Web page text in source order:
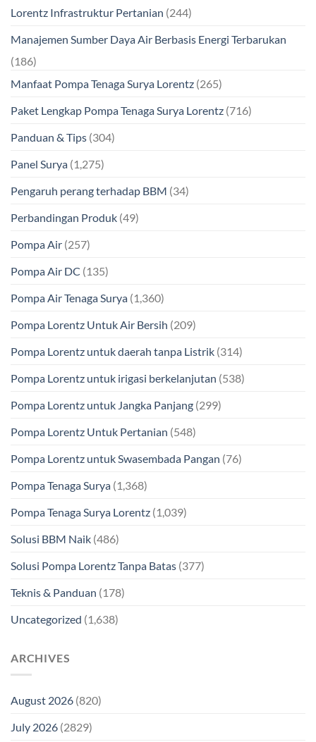
Lorentz Infrastruktur Pertanian (244)
Manajemen Sumber Daya Air Berbasis Energi Terbarukan
(186)
Manfaat Pompa Tenaga Surya Lorentz (265)
Paket Lengkap Pompa Tenaga Surya Lorentz (716)
Panduan & Tips (304)
Panel Surya (1,275)
Pengaruh perang terhadap BBM (34)
Perbandingan Produk (49)
Pompa Air (257)
Pompa Air DC (135)
Pompa Air Tenaga Surya (1,360)
Pompa Lorentz Untuk Air Bersih (209)
Pompa Lorentz untuk daerah tanpa Listrik (314)
Pompa Lorentz untuk irigasi berkelanjutan (538)
Pompa Lorentz untuk Jangka Panjang (299)
Pompa Lorentz Untuk Pertanian (548)
Pompa Lorentz untuk Swasembada Pangan (76)
Pompa Tenaga Surya (1,368)
Pompa Tenaga Surya Lorentz (1,039)
Solusi BBM Naik (486)
Solusi Pompa Lorentz Tanpa Batas (377)
Teknis & Panduan (178)
Uncategorized (1,638)
ARCHIVES
August 2026 (820)
July 2026 (2829)